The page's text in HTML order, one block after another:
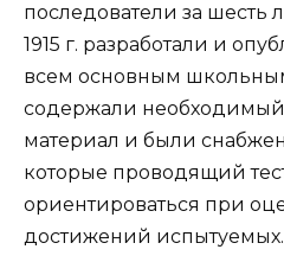
последователи за шесть
1915 г. разработали и
всем основным
содержали
материал и были
которые проводящий
ориентироваться при
достижений испытуемых.